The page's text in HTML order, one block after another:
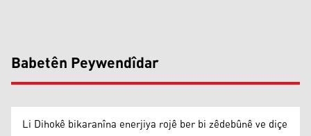
Babetên Peywendîdar
Li Dihokê bikaranîna enerjiya rojê ber bi zêdebûnê ve diçe